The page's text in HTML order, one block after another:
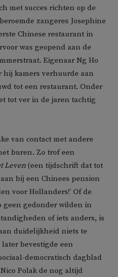
met succes richten op de
zangeres Josephine
Chinese restaurant in
was geopend aan de
Eigenaar Ng Ho
hij kamers verhuurde aan
tot een restaurant. Onder
tot ver in de jaren tachtig
van contact met andere
buren. Zo trof een
Leven (een tijdschrift dat tot
bij een Chinees pension
voor Hollanders!’ Of de
geen gedonder wilden in
of iets anders, is
duidelijkheid niets te
bevestigde een
democratisch dagblad
Polak de nog altijd